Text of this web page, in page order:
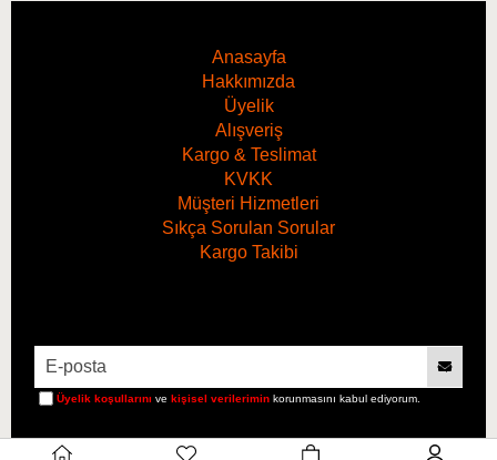
Anasayfa
Hakkımızda
Üyelik
Alışveriş
Kargo & Teslimat
KVKK
Müşteri Hizmetleri
Sıkça Sorulan Sorular
Kargo Takibi
Üyelik koşullarını vekişisel verilerimin korunmasını kabul ediyorum.